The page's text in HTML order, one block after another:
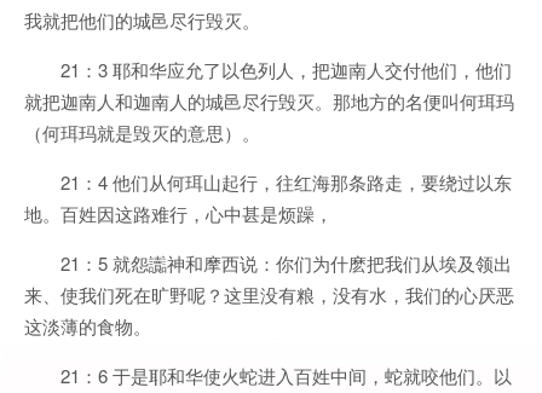
我就把他们的城邑尽行毁灭。
21：3 耶和华应允了以色列人，把迦南人交付他们，他们
就把迦南人和迦南人的城邑尽行毁灭。那地方的名便叫何珥玛
（何珥玛就是毁灭的意思）。
21：4 他们从何珥山起行，往红海那条路走，要绕过以东
地。百姓因这路难行，心中甚是烦躁，
21：5 就怨讟神和摩西说：你们为什麽把我们从埃及领出
来、使我们死在旷野呢？这里没有粮，没有水，我们的心厌恶
这淡薄的食物。
21：6 于是耶和华使火蛇进入百姓中间，蛇就咬他们。以